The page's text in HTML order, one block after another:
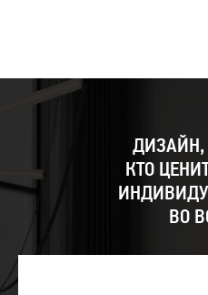
ДИЗАЙН,
КТО
ВО